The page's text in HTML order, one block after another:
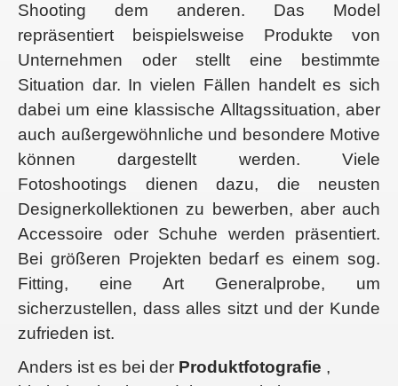
Shooting dem anderen. Das Model
repräsentiert beispielsweise Produkte von
Unternehmen oder stellt eine bestimmte
Situation dar. In vielen Fällen handelt es sich
dabei um eine klassische Alltagssituation, aber
auch außergewöhnliche und besondere Motive
können dargestellt werden. Viele
Fotoshootings dienen dazu, die neusten
Designerkollektionen zu bewerben, aber auch
Accessoire oder Schuhe werden präsentiert.
Bei größeren Projekten bedarf es einem sog.
Fitting, eine Art Generalprobe, um
sicherzustellen, dass alles sitzt und der Kunde
zufrieden ist.
Anders ist es bei der Produktfotografie ,